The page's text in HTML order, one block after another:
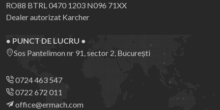
RO88 BTRL 0470 1203 N096 71XX
Dealer autorizat Karcher
● PUNCT DE LUCRU ●
Sos Pantelimon nr 91, sector 2, București
0724 463 547
0722 672 011
office@ermach.com